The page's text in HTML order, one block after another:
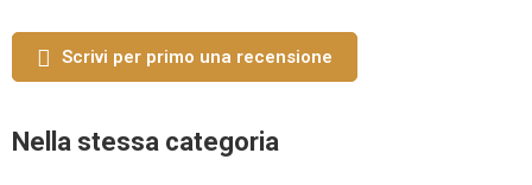
Scrivi per primo una recensione
Nella stessa categoria